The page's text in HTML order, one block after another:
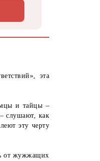
эта
и тайцы –
слушают, как
эту черту
от жужжащих